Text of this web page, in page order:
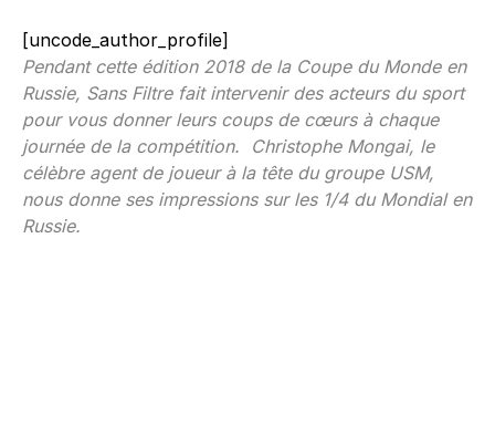
[uncode_author_profile]
Pendant cette édition 2018 de la Coupe du Monde en
Russie, Sans Filtre fait intervenir des acteurs du sport
pour vous donner leurs coups de cœurs à chaque
journée de la compétition. Christophe Mongai, le
célèbre agent de joueur à la tête du groupe USM,
nous donne ses impressions sur les 1/4 du Mondial en
Russie.